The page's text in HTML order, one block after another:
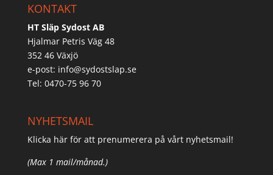
KONTAKT
HT Släp Sydost AB
Hjalmar Petris Väg 48
352 46 Växjö
e-post: info@sydostslap.se
Tel: 0470-75 96 70
NYHETSMAIL
Klicka här för att prenumerera på vårt nyhetsmail!
(Max 1 mail/månad.)